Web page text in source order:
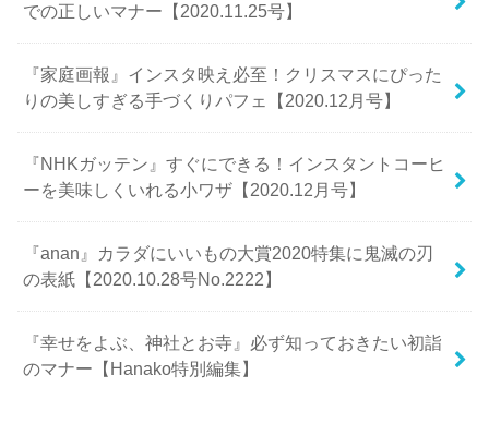
での正しいマナー【2020.11.25号】
『家庭画報』インスタ映え必至！クリスマスにぴった
りの美しすぎる手づくりパフェ【2020.12月号】
『NHKガッテン』すぐにできる！インスタントコーヒ
ーを美味しくいれる小ワザ【2020.12月号】
『anan』カラダにいいもの大賞2020特集に鬼滅の刃
の表紙【2020.10.28号No.2222】
『幸せをよぶ、神社とお寺』必ず知っておきたい初詣
のマナー【Hanako特別編集】